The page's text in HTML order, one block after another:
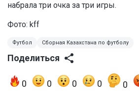
набрала три очка за три игры.
Фото: kff
Футбол Сборная Казахстана по футболу
Поделиться
0 0 0 0 0